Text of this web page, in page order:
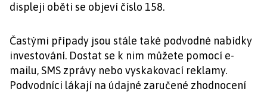
displeji oběti se objeví číslo 158.
Častými případy jsou stále také podvodné nabídky
investování. Dostat se k nim můžete pomocí e-
mailu, SMS zprávy nebo vyskakovací reklamy.
Podvodníci lákají na údajné zaručené zhodnocení